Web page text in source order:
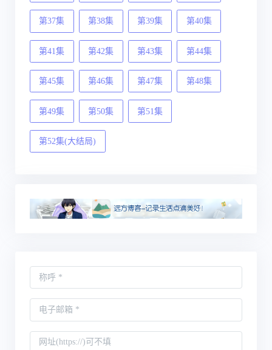
第37集 第38集 第39集 第40集
第41集 第42集 第43集 第44集
第45集 第46集 第47集 第48集
第49集 第50集 第51集
第52集(大结局)